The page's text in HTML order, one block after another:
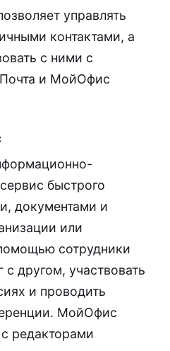
управлять
контактами, а
с ними с
и МойОфис
быстрого
документами и
или
сотрудники
с другом, участвовать
и проводить
МойОфис
редакторами